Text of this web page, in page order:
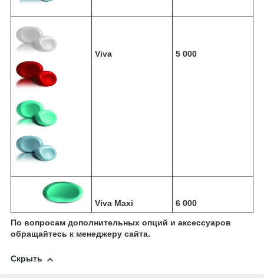
Viva 5 000
Viva Maxi 6 000
По вопросам дополнительных опций и аксессуаров
обращайтесь к менеджеру сайта.
Скрыть